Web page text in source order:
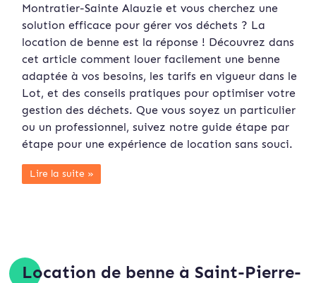
Montratier-Sainte Alauzie et vous cherchez une
solution efficace pour gérer vos déchets ? La
location de benne est la réponse ! Découvrez dans
cet article comment louer facilement une benne
adaptée à vos besoins, les tarifs en vigueur dans le
Lot, et des conseils pratiques pour optimiser votre
gestion des déchets. Que vous soyez un particulier
ou un professionnel, suivez notre guide étape par
étape pour une expérience de location sans souci.
Lire la suite »
Location de benne à Saint-Pierre-